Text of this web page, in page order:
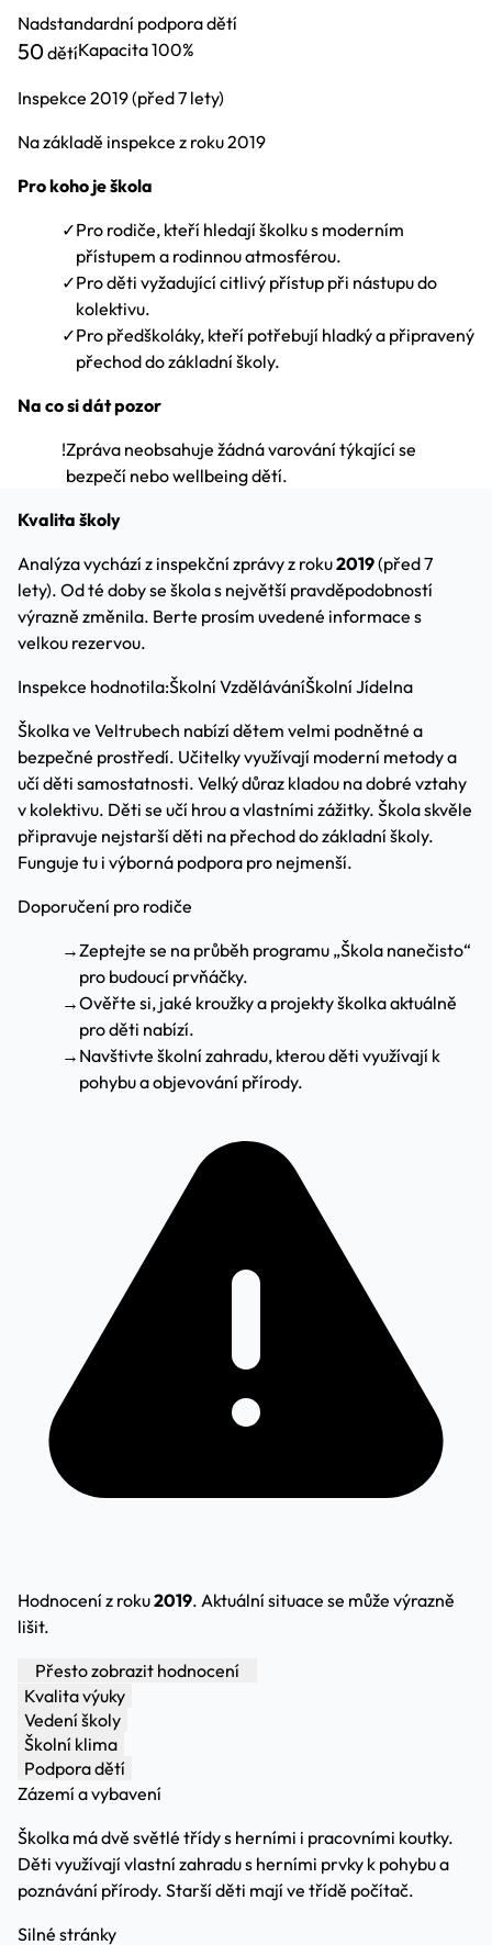
Nadstandardní podpora dětí
50dětíKapacita100%
Inspekce 2019(před 7 lety)
Na základě inspekce z roku 2019
Pro koho je škola
✓Pro rodiče, kteří hledají školku s moderním
přístupem a rodinnou atmosférou.
✓Pro děti vyžadující citlivý přístup při nástupu do
kolektivu.
✓Pro předškoláky, kteří potřebují hladký a připravený
přechod do základní školy.
Na co si dát pozor
!Zpráva neobsahuje žádná varování týkající se
bezpečí nebo wellbeing dětí.
Kvalita školy
Analýza vychází z inspekční zprávy z roku2019(před 7
lety). Od té doby se škola s největší pravděpodobností
výrazně změnila. Berte prosím uvedené informace s
velkou rezervou.
Inspekce hodnotila:Školní VzděláváníŠkolní Jídelna
Školka ve Veltrubech nabízí dětem velmi podnětné a
bezpečné prostředí. Učitelky využívají moderní metody a
učí děti samostatnosti. Velký důraz kladou na dobré vztahy
v kolektivu. Děti se učí hrou a vlastními zážitky. Škola skvěle
připravuje nejstarší děti na přechod do základní školy.
Funguje tu i výborná podpora pro nejmenší.
Doporučení pro rodiče
→Zeptejte se na průběh programu „Škola nanečisto“
pro budoucí prvňáčky.
→Ověřte si, jaké kroužky a projekty školka aktuálně
pro děti nabízí.
→ Navštivte školní zahradu, kterou děti využívají k
pohybu a objevování přírody.
Hodnocení z roku2019. Aktuální situace se může výrazně
lišit.
Přesto zobrazit hodnocení
Kvalita výuky
Vedení školy
Školní klima
Podpora dětí
Zázemí a vybavení
Školka má dvě světlé třídy s herními i pracovními koutky.
Děti využívají vlastní zahradu s herními prvky k pohybu a
poznávání přírody. Starší děti mají ve třídě počítač.
Silné stránky